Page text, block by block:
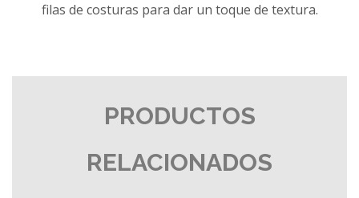
filas de costuras para dar un toque de textura.
PRODUCTOS
RELACIONADOS